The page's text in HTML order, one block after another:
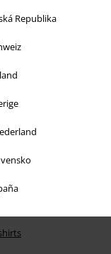
Republika